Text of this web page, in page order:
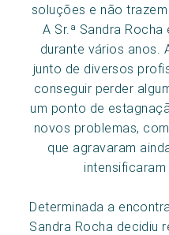
soluções e não
A Sr.ª Sandra
durante vários anos.
junto de diversos
conseguir perder
um ponto de
novos problemas,
que agravaram
Determinada a
Sandra Rocha decidiu